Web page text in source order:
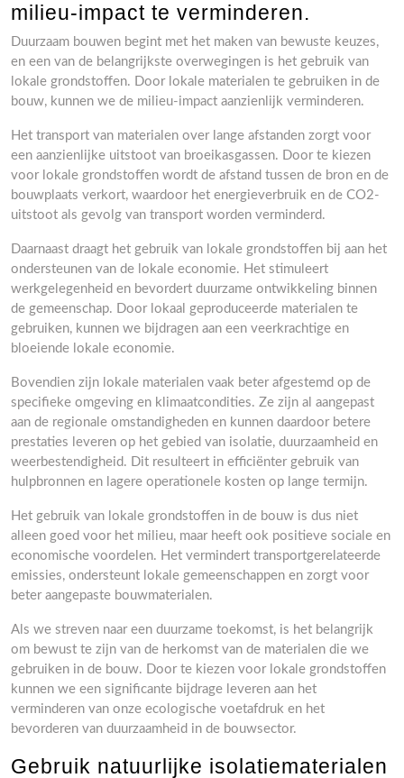
milieu-impact te verminderen.
Duurzaam bouwen begint met het maken van bewuste keuzes,
en een van de belangrijkste overwegingen is het gebruik van
lokale grondstoffen. Door lokale materialen te gebruiken in de
bouw, kunnen we de milieu-impact aanzienlijk verminderen.
Het transport van materialen over lange afstanden zorgt voor
een aanzienlijke uitstoot van broeikasgassen. Door te kiezen
voor lokale grondstoffen wordt de afstand tussen de bron en de
bouwplaats verkort, waardoor het energieverbruik en de CO2-
uitstoot als gevolg van transport worden verminderd.
Daarnaast draagt het gebruik van lokale grondstoffen bij aan het
ondersteunen van de lokale economie. Het stimuleert
werkgelegenheid en bevordert duurzame ontwikkeling binnen
de gemeenschap. Door lokaal geproduceerde materialen te
gebruiken, kunnen we bijdragen aan een veerkrachtige en
bloeiende lokale economie.
Bovendien zijn lokale materialen vaak beter afgestemd op de
specifieke omgeving en klimaatcondities. Ze zijn al aangepast
aan de regionale omstandigheden en kunnen daardoor betere
prestaties leveren op het gebied van isolatie, duurzaamheid en
weerbestendigheid. Dit resulteert in efficiënter gebruik van
hulpbronnen en lagere operationele kosten op lange termijn.
Het gebruik van lokale grondstoffen in de bouw is dus niet
alleen goed voor het milieu, maar heeft ook positieve sociale en
economische voordelen. Het vermindert transportgerelateerde
emissies, ondersteunt lokale gemeenschappen en zorgt voor
beter aangepaste bouwmaterialen.
Als we streven naar een duurzame toekomst, is het belangrijk
om bewust te zijn van de herkomst van de materialen die we
gebruiken in de bouw. Door te kiezen voor lokale grondstoffen
kunnen we een significante bijdrage leveren aan het
verminderen van onze ecologische voetafdruk en het
bevorderen van duurzaamheid in de bouwsector.
Gebruik natuurlijke isolatiematerialen